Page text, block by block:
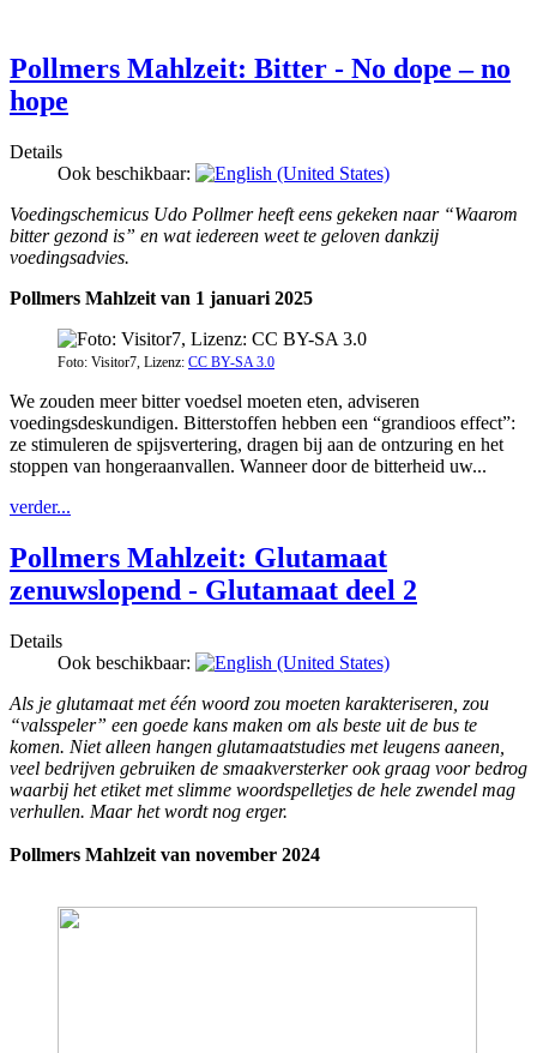
Pollmers Mahlzeit: Bitter - No dope – no
hope
Details
Ook beschikbaar:
Voedingschemicus Udo Pollmer heeft eens gekeken naar “Waarom
bitter gezond is” en wat iedereen weet te geloven dankzij
voedingsadvies.
Pollmers Mahlzeit van 1 januari 2025
Foto: Visitor7, Lizenz: CC BY-SA 3.0
We zouden meer bitter voedsel moeten eten, adviseren
voedingsdeskundigen. Bitterstoffen hebben een “grandioos effect”:
ze stimuleren de spijsvertering, dragen bij aan de ontzuring en het
stoppen van hongeraanvallen. Wanneer door de bitterheid uw...
verder...
Pollmers Mahlzeit: Glutamaat
zenuwslopend - Glutamaat deel 2
Details
Ook beschikbaar:
Als je glutamaat met één woord zou moeten karakteriseren, zou
“valsspeler” een goede kans maken om als beste uit de bus te
komen. Niet alleen hangen glutamaatstudies met leugens aaneen,
veel bedrijven gebruiken de smaakversterker ook graag voor bedrog
waarbij het etiket met slimme woordspelletjes de hele zwendel mag
verhullen. Maar het wordt nog erger.
Pollmers Mahlzeit van november 2024